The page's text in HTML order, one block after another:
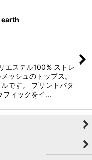
エステル100% ストレ
ッシュのトップス。
です。 プリントパタ
フィックをイ…